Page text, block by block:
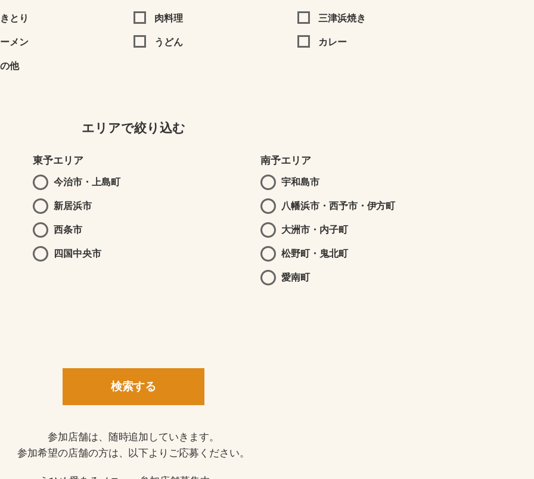
とり 肉料理 三津浜焼き
メン うどん カレー
他
エリアで絞り込む
東予エリア
今治市・上島町
新居浜市
西条市
四国中央市
南予エリア
宇和島市
八幡浜市・西予市・伊方町
大洲市・内子町
松野町・鬼北町
愛南町
参加店舗は、随時追加していきます。
参加希望の店舗の方は、以下よりご応募ください。